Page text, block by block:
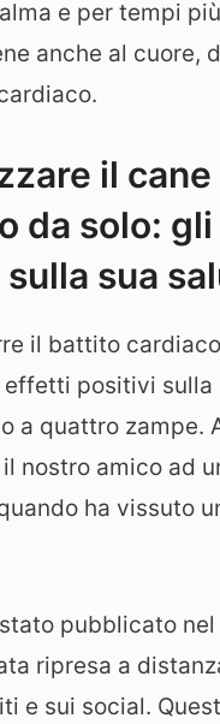
e per tempi
anche al cuore,
il
da solo:
sua
il battito
positivi sulla
a quattro zampe.
nostro amico ad
ha vissuto
pubblicato nel
ripresa a
e sui social.